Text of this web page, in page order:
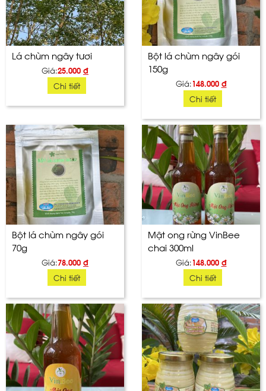
Lá chùm ngây tươi
Giá:25.000 đ
Chi tiết
Bột lá chùm ngây gói
150g
Giá:148.000 đ
Chi tiết
Bột lá chùm ngây gói
70g
Giá:78.000 đ
Chi tiết
Mật ong rừng VinBee
chai 300ml
Giá:148.000 đ
Chi tiết